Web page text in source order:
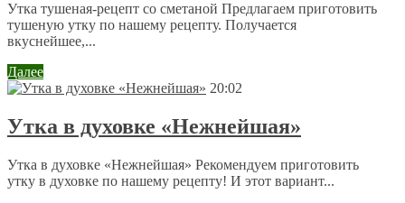
Утка тушеная-рецепт со сметаной Предлагаем приготовить
тушеную утку по нашему рецепту. Получается
вкуснейшее,...
Далее
20:02
Утка в духовке «Нежнейшая»
Утка в духовке «Нежнейшая» Рекомендуем приготовить
утку в духовке по нашему рецепту! И этот вариант...